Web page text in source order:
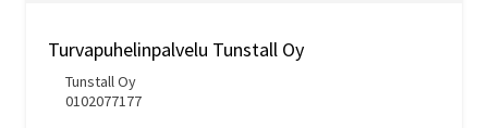
Turvapuhelinpalvelu Tunstall Oy
Tunstall Oy
0102077177